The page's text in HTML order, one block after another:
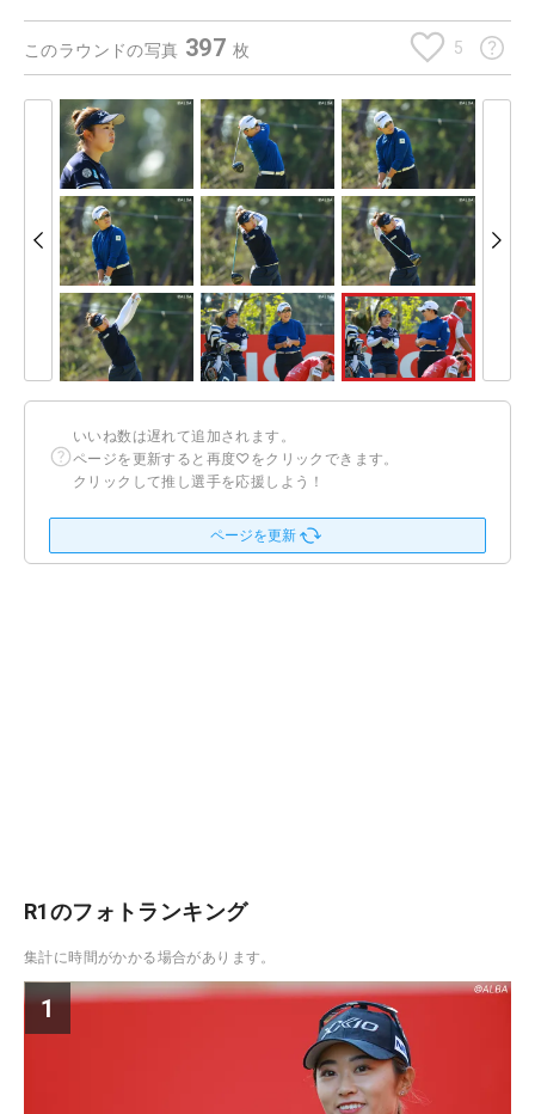
このラウンドの写真 397 枚 5
いいね数は遅れて追加されます。
ページを更新すると再度♡をクリックできます。
クリックして推し選手を応援しよう！
ページを更新
R1のフォトランキング
集計に時間がかかる場合があります。
1